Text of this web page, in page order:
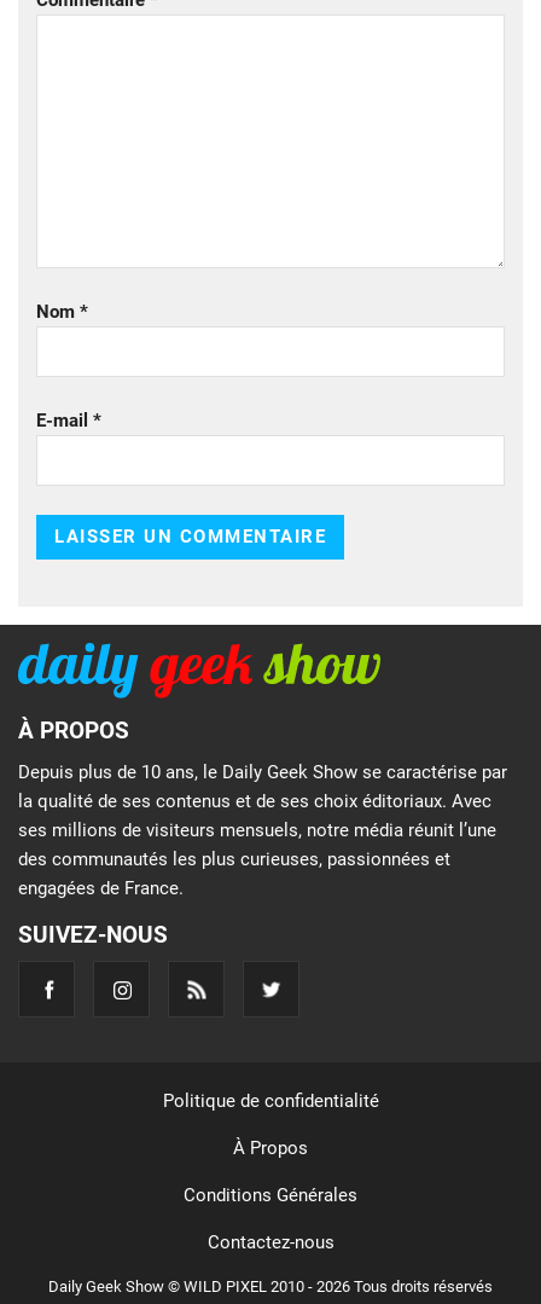
Nom *
E-mail *
À PROPOS
Depuis plus de 10 ans, le Daily Geek Show se caractérise par
la qualité de ses contenus et de ses choix éditoriaux. Avec
ses millions de visiteurs mensuels, notre média réunit l’une
des communautés les plus curieuses, passionnées et
engagées de France.
SUIVEZ-NOUS
Daily Geek Show © WILD PIXEL 2010 - 2026 Tous droits réservés
Politique de confidentialité
À Propos
Conditions Générales
Contactez-nous